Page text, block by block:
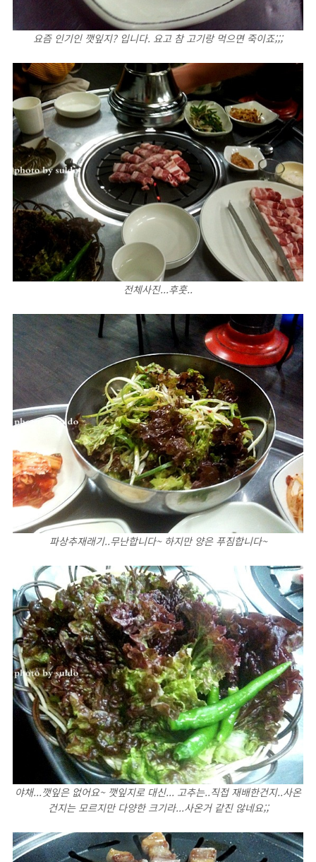
요즘 인기인 깻잎지? 입니다. 요고 참 고기랑 먹으면 죽이죠;;;
전체사진...후훗..
파상추재래기..무난합니다~ 하지만 양은 푸짐합니다~
야채...깻잎은 없어요~ 깻잎지로 대신... 고추는..직접 재배한건지..사온
건지는 모르지만 다양한 크기라...사온거 같진 않네요;;